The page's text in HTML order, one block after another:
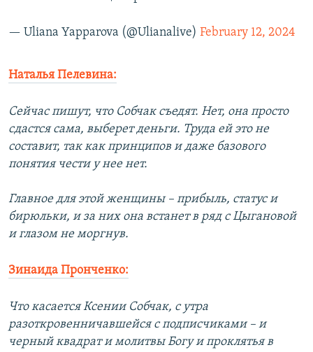
— Uliana Yapparova (@Ulianalive) February 12, 2024
Наталья Пелевина:
Сейчас пишут, что Собчак съедят. Нет, она просто
сдастся сама, выберет деньги. Труда ей это не
составит, так как принципов и даже базового
понятия чести у нее нет.
Главное для этой женщины – прибыль, статус и
бирюльки, и за них она встанет в ряд с Цыгановой
и глазом не моргнув.
Зинаида Пронченко:
Что касается Ксении Собчак, с утра
разоткровенничавшейся с подписчиками – и
черный квадрат и молитвы Богу и проклятья в